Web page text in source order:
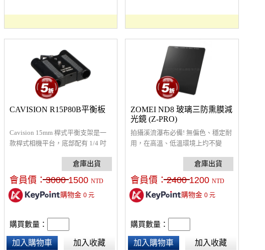
CAVISION R15P80B平衡板
Cavision 15mm 桿式平衡支架是一
款桿式相機平台，底部配有 1/4 吋
台配有 1/4 英吋相機螺絲和兩個橡
膠墊，可以更好地支撐相機。桿孔
直徑為 15 毫米，間距為業界標準
60 毫米。只需一個槓桿即可擰緊兩
會員價：3000 1500 NTD
購物金 0元
購買數量：
加入購物車 加入收藏
ZOMEI ND8 玻璃三防熏膜減
光鏡 (Z-PRO)
拍攝溪流瀑布必備! 無偏色、穩定耐
用，在高溫、低溫環境上圴不變
瀑布、降低快門速度的攝影、晨昏
大景必備。
會員價：2400 1200 NTD
購物金 0元
購買數量：
加入購物車 加入收藏